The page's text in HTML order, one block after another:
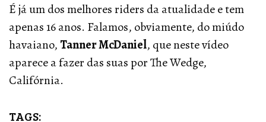
É já um dos melhores riders da atualidade e tem
apenas 16 anos. Falamos, obviamente, do miúdo
havaiano, Tanner McDaniel, que neste vídeo
aparece a fazer das suas por The Wedge,
Califórnia.
TAGS: